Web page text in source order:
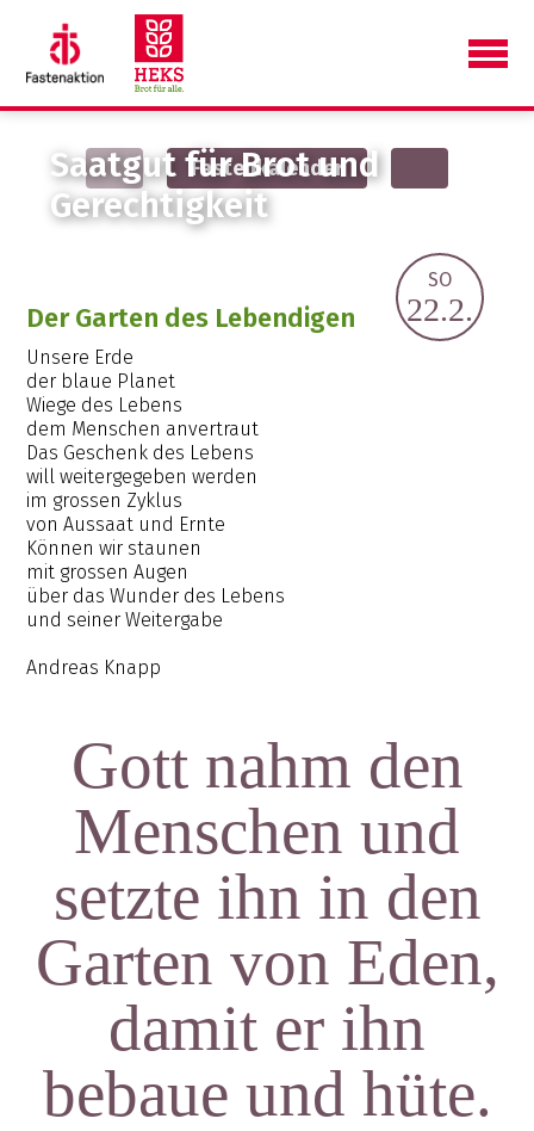
Fastenkalender
SO
22.2.
Saatgut für Brot und
Gerechtigkeit
Der Garten des Lebendigen
Unsere Erde
der blaue Planet
Wiege des Lebens
dem Menschen anvertraut
Das Geschenk des Lebens
will weitergegeben werden
im grossen Zyklus
von Aussaat und Ernte
Können wir staunen
mit grossen Augen
über das Wunder des Lebens
und seiner Weitergabe
Andreas Knapp
Gott nahm den
Menschen und
setzte ihn in den
Garten von Eden,
damit er ihn
bebaue und hüte.